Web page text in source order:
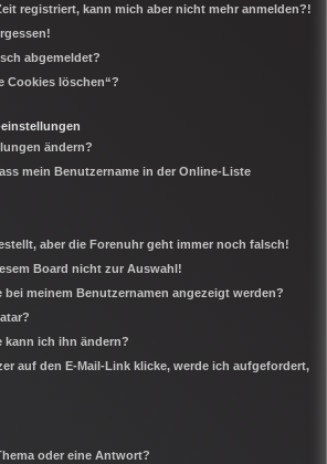
registriert, kann mich aber nicht mehr anmelden?!
abgemeldet?
Cookies löschen“?
ändern?
mein Benutzername in der Online-Liste
aber die Forenuhr geht immer noch falsch!
Board nicht zur Auswahl!
bei meinem Benutzernamen angezeigt werden?
kann ich ihn ändern?
auf den E-Mail-Link klicke, werde ich aufgefordert,
oder eine Antwort?